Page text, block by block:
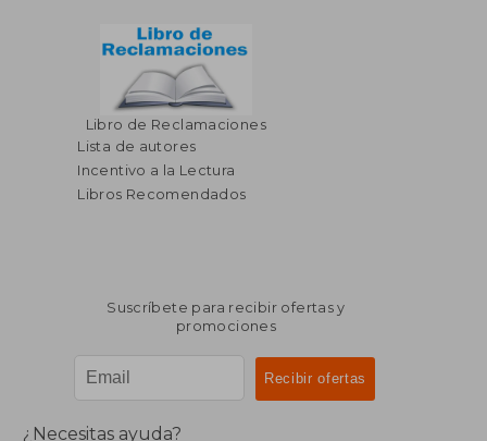
40%
dcto.
$ 850.86
$ 510.52
Libro de Reclamaciones
Lista de autores
Incentivo a la Lectura
Libros Recomendados
Suscríbete para recibir ofertas y
promociones
¿Necesitas ayuda?